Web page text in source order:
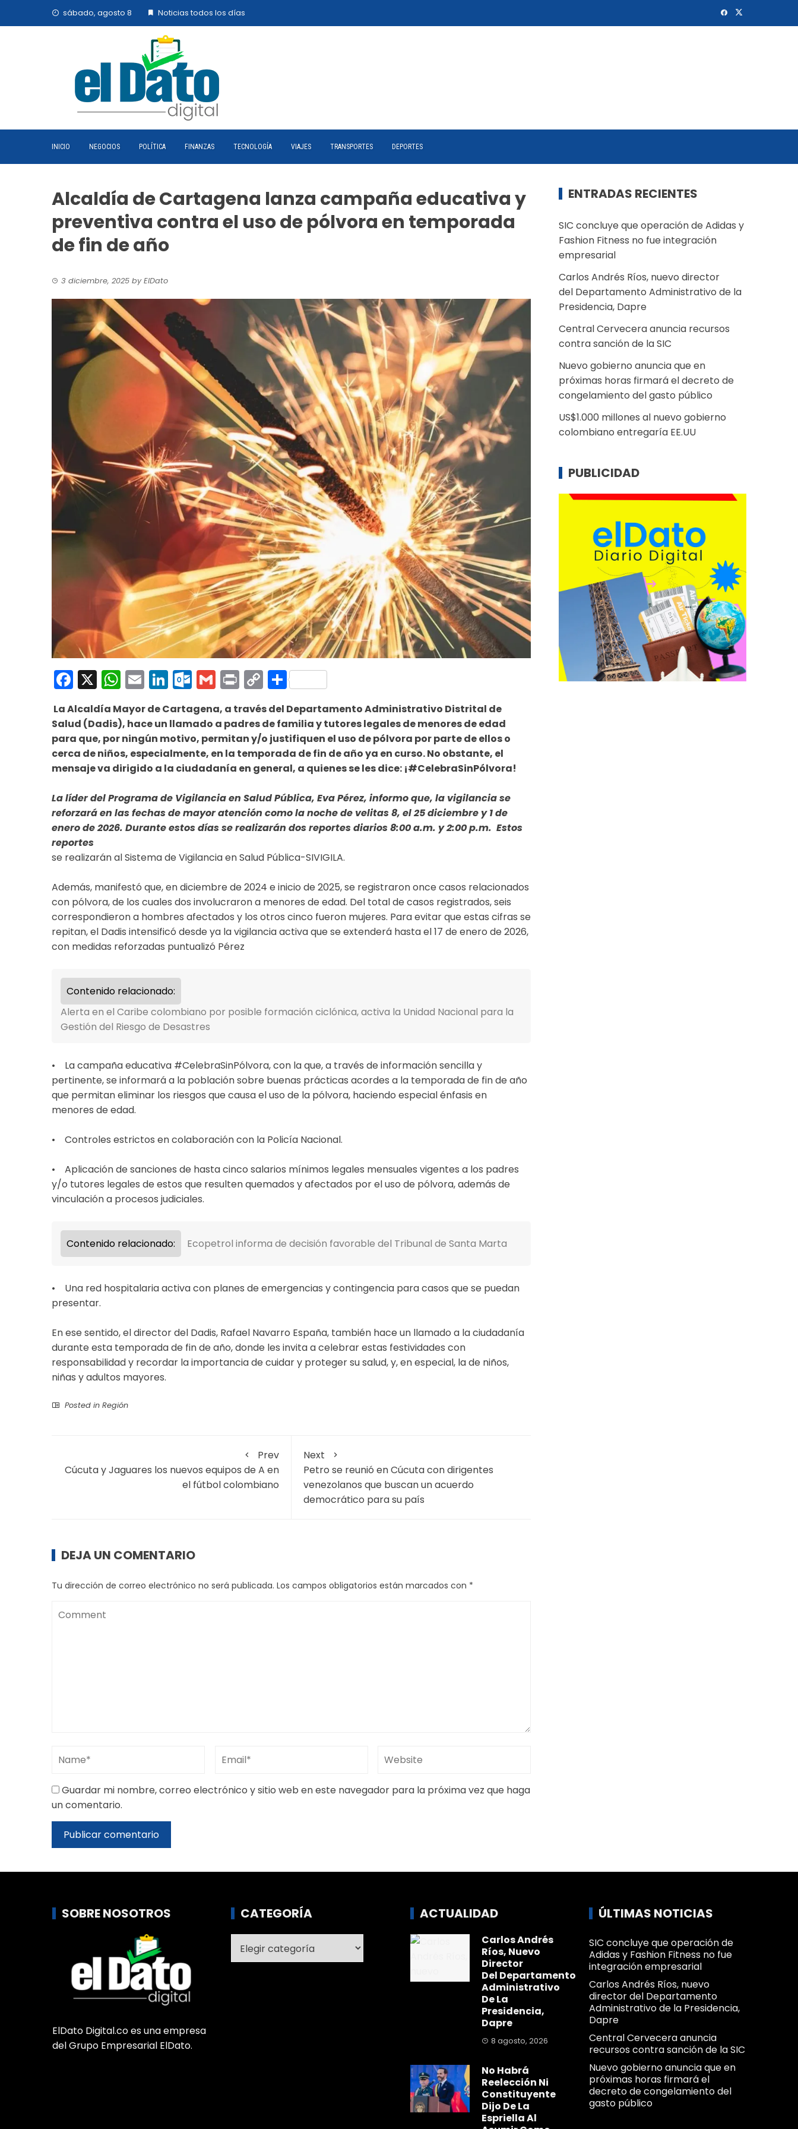
sábado, agosto 8 Noticias todos los días
INICIO NEGOCIOS POLÍTICA FINANZAS TECNOLOGÍA VIAJES TRANSPORTES DEPORTES
Alcaldía de Cartagena lanza campaña educativa y
preventiva contra el uso de pólvora en temporada
de fin de año
3 diciembre, 2025 byElDato
Facebook
X WhatsApp
EmailLinkedIn
Outlook.com
Gmail
PrintCopy
Link
Compartir
La Alcaldía Mayor de Cartagena, a través del Departamento Administrativo Distrital de
Salud (Dadis), hace un llamado a padres de familia y tutores legales de menores de edad
para que, por ningún motivo, permitan y/o justifiquen el uso de pólvora por parte de ellos o
cerca de niños, especialmente, en la temporada de fin de año ya en curso. No obstante, el
mensaje va dirigido a la ciudadanía en general, a quienes se les dice: ¡#CelebraSinPólvora!
La líder del Programa de Vigilancia en Salud Pública, Eva Pérez, informo que, la vigilancia se
reforzará en las fechas de mayor atención como la noche de velitas 8, el 25 diciembre y 1 de
enero de 2026. Durante estos días se realizarán dos reportes diarios 8:00 a.m. y 2:00 p.m. Estos
reportes
se realizarán al Sistema de Vigilancia en Salud Pública-SIVIGILA.
Además, manifestó que, en diciembre de 2024 e inicio de 2025, se registraron once casos relacionados
con pólvora, de los cuales dos involucraron a menores de edad. Del total de casos registrados, seis
correspondieron a hombres afectados y los otros cinco fueron mujeres. Para evitar que estas cifras se
repitan, el Dadis intensificó desde ya la vigilancia activa que se extenderá hasta el 17 de enero de 2026,
con medidas reforzadas puntualizó Pérez
Contenido relacionado:
Alerta en el Caribe colombiano por posible formación ciclónica, activa la Unidad Nacional para la
Gestión del Riesgo de Desastres
• La campaña educativa #CelebraSinPólvora, con la que, a través de información sencilla y
pertinente, se informará a la población sobre buenas prácticas acordes a la temporada de fin de año
que permitan eliminar los riesgos que causa el uso de la pólvora, haciendo especial énfasis en
menores de edad.
• Controles estrictos en colaboración con la Policía Nacional.
• Aplicación de sanciones de hasta cinco salarios mínimos legales mensuales vigentes a los padres
y/o tutores legales de estos que resulten quemados y afectados por el uso de pólvora, además de
vinculación a procesos judiciales.
Contenido relacionado: Ecopetrol informa de decisión favorable del Tribunal de Santa Marta
• Una red hospitalaria activa con planes de emergencias y contingencia para casos que se puedan
presentar.
En ese sentido, el director del Dadis, Rafael Navarro España, también hace un llamado a la ciudadanía
durante esta temporada de fin de año, donde les invita a celebrar estas festividades con
responsabilidad y recordar la importancia de cuidar y proteger su salud, y, en especial, la de niños,
niñas y adultos mayores.
Posted in Región
Prev
Cúcuta y Jaguares los nuevos equipos de A en
el fútbol colombiano
Next
Petro se reunió en Cúcuta con dirigentes
venezolanos que buscan un acuerdo
democrático para su país
DEJA UN COMENTARIO
Tu dirección de correo electrónico no será publicada. Los campos obligatorios están marcados con *
Guardar mi nombre, correo electrónico y sitio web en este navegador para la próxima vez que haga
un comentario.
ENTRADAS RECIENTES
SIC concluye que operación de Adidas y
Fashion Fitness no fue integración
empresarial
Carlos Andrés Ríos, nuevo director
del Departamento Administrativo de la
Presidencia, Dapre
Central Cervecera anuncia recursos
contra sanción de la SIC
Nuevo gobierno anuncia que en
próximas horas firmará el decreto de
congelamiento del gasto público
US$1.000 millones al nuevo gobierno
colombiano entregaría EE.UU
PUBLICIDAD
SOBRE NOSOTROS
ElDato Digital.co es una empresa
del Grupo Empresarial ElDato.
CATEGORÍA ACTUALIDAD
Carlos Andrés
Ríos, Nuevo
Director
Del Departamento
Administrativo
De La
Presidencia,
Dapre
8 agosto, 2026
No Habrá
Reelección Ni
Constituyente
Dijo De La
Espriella Al
ÚLTIMAS NOTICIAS
SIC concluye que operación de
Adidas y Fashion Fitness no fue
integración empresarial
Carlos Andrés Ríos, nuevo
director del Departamento
Administrativo de la Presidencia,
Dapre
Central Cervecera anuncia
recursos contra sanción de la SIC
Nuevo gobierno anuncia que en
próximas horas firmará el
decreto de congelamiento del
gasto público